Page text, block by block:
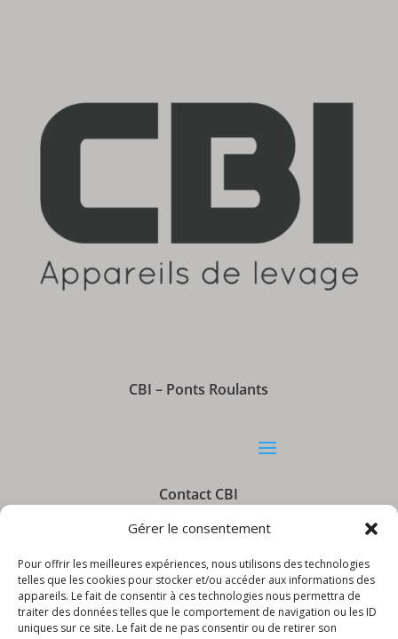
Gérer le consentement
Pour offrir les meilleures expériences, nous utilisons des technologies
telles que les cookies pour stocker et/ou accéder aux informations des
appareils. Le fait de consentir à ces technologies nous permettra de
traiter des données telles que le comportement de navigation ou les ID
uniques sur ce site. Le fait de ne pas consentir ou de retirer son
CBI – Ponts Roulants
Contact CBI
Informations CBI